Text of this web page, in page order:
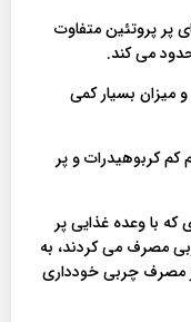
پر پروتئین متفاوت
می کند.
و میزان بسیار کمی
کربوهیدرات و پر
با وعده غذایی پر
مصرف می کردند، به
که از مصرف چربی خودداری